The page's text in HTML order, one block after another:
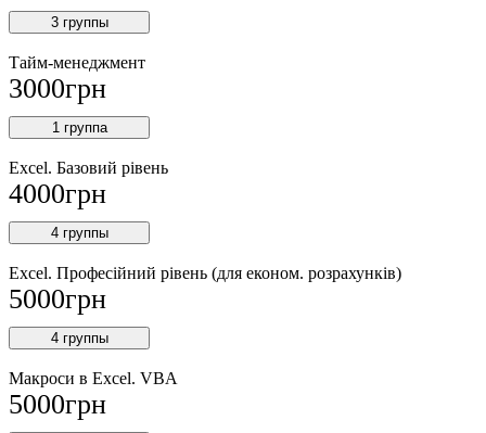
3 группы
Тайм-менеджмент
3000грн
1 группа
Excel. Базовий рівень
4000грн
4 группы
Excel. Професійний рівень (для економ. розрахунків)
5000грн
4 группы
Макроси в Excel. VBA
5000грн